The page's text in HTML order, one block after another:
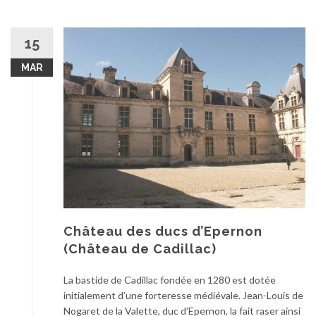
15
MAR
Château des ducs d’Epernon
(Château de Cadillac)
La bastide de Cadillac fondée en 1280 est dotée
initialement d’une forteresse médiévale. Jean-Louis de
Nogaret de la Valette, duc d’Epernon, la fait raser ainsi